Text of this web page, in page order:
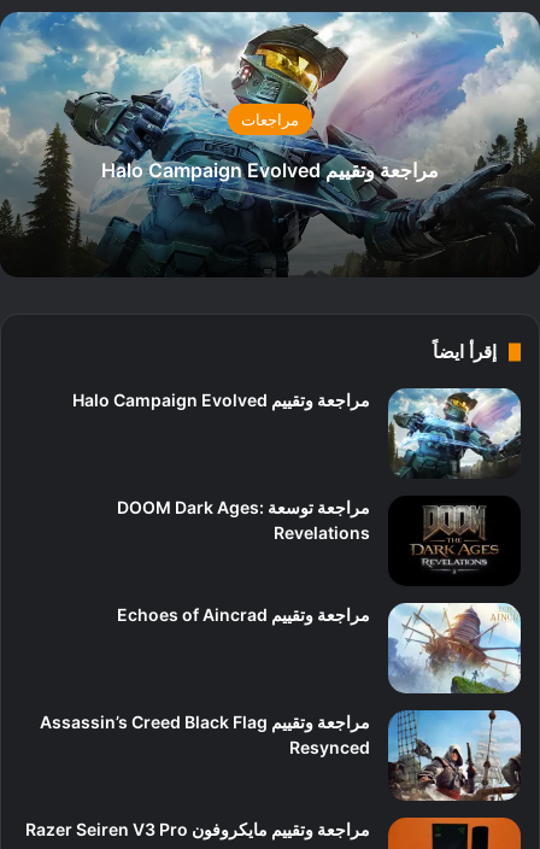
مراجعات
مراجعة وتقييم Halo Campaign Evolved
إقرأ ايضاً
مراجعة وتقييم Halo Campaign Evolved
مراجعة توسعة DOOM Dark Ages:
Revelations
7
مراجعة وتقييم Echoes of Aincrad
9
مراجعة وتقييم Assassin’s Creed Black Flag
Resynced
مراجعة وتقييم مايكروفون Razer Seiren V3 Pro